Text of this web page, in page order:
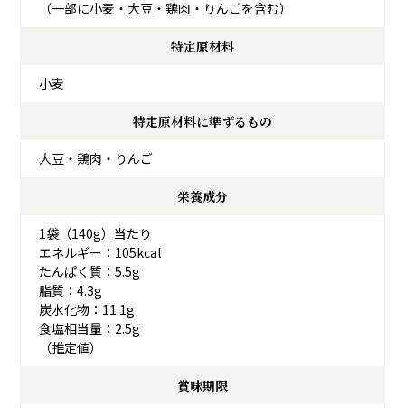
（一部に小麦・大豆・鶏肉・りんごを含む）
特定原材料
小麦
特定原材料に準ずるもの
大豆・鶏肉・りんご
栄養成分
1袋（140g）当たり
エネルギー：105kcal
たんぱく質：5.5g
脂質：4.3g
炭水化物：11.1g
食塩相当量：2.5g
（推定値）
賞味期限